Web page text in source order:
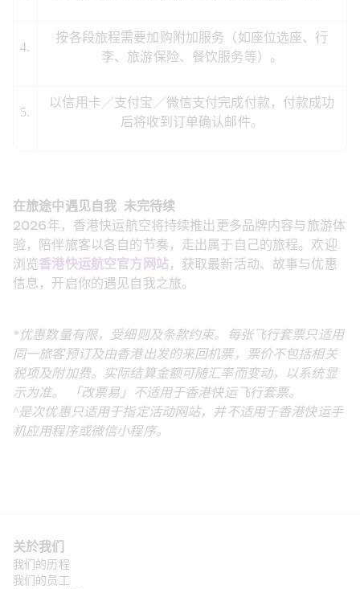
4.
按各段旅程需要加购附加服务（如座位选座、行
李、旅游保险、餐饮服务等）。
5.
以信用卡／支付宝／微信支付完成付款，付款成功
后将收到订单确认邮件。
在旅途中遇见自我  未完待续
2026年，香港快运航空将持续推出更多品牌内容与旅游体
验，陪伴旅客以各自的节奏，走出属于自己的旅程。欢迎
浏览香港快运航空官方网站，获取最新活动、故事与优惠
信息，开启你的遇见自我之旅。
*优惠数量有限，受细则及条款约束。每张飞行套票只适用
同一旅客预订及由香港出发的来回机票，票价不包括相关
税项及附加费。实际结算金额可随汇率而变动，以系统显
示为准。 「改票易」不适用于香港快运飞行套票。
^是次优惠只适用于指定活动网站，并不适用于香港快运手
机应用程序或微信小程序。
关於我们
我们的历程
我们的员工